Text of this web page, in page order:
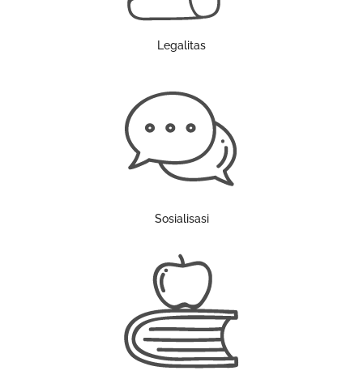
Legalitas
Sosialisasi